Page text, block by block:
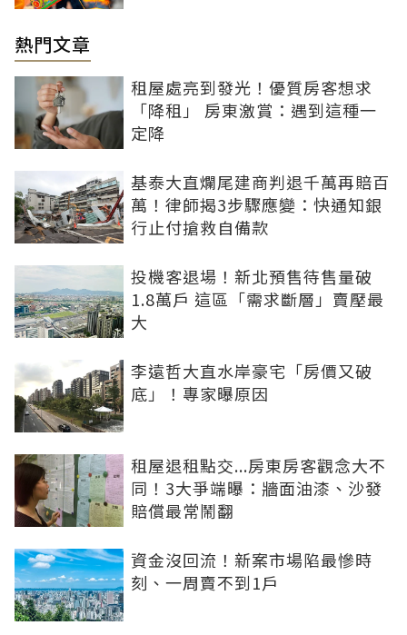
熱門文章
租屋處亮到發光！優質房客想求
「降租」 房東激賞：遇到這種一
定降
基泰大直爛尾建商判退千萬再賠百
萬！律師揭3步驟應變：快通知銀
行止付搶救自備款
投機客退場！新北預售待售量破
1.8萬戶 這區「需求斷層」賣壓最
大
李遠哲大直水岸豪宅「房價又破
底」！專家曝原因
租屋退租點交...房東房客觀念大不
同！3大爭端曝：牆面油漆、沙發
賠償最常鬧翻
資金沒回流！新案市場陷最慘時
刻、一周賣不到1戶